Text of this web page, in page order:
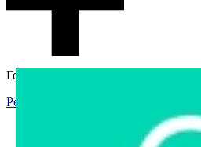
Гостевой доступ
Регистрация